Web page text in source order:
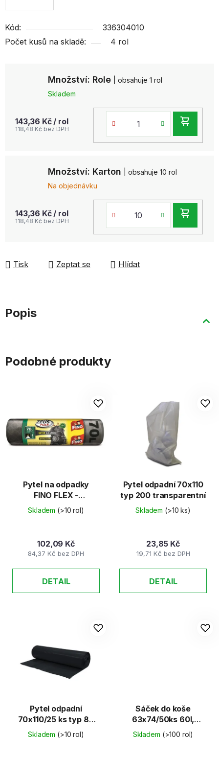
Množství: Role
| obsahuje 1 rol
Skladem
143,36 Kč / rol
118,48 Kč bez DPH
Množství: Karton
| obsahuje 10 rol
Na objednávku
143,36 Kč / rol
118,48 Kč bez DPH
Kód:
336304010
Počet kusů na skladě:
4 rol
Tisk Zeptat se Hlídat
Popis
Podobné produkty
Pytel na odpadky
FINO FLEX -
zatahovací, 70 l, 35
mic, /8ks/
Skladem (>10 rol)
84,37 Kč bez DPH
102,09 Kč
DETAIL
Pytel odpadní 70x110
typ 200 transparentní
Skladem (>10 ks)
19,71 Kč bez DPH
23,85 Kč
DETAIL
Pytel odpadní
70x110/25 ks typ 80
černý
Skladem (>10 rol)
Sáček do koše
63x74/50ks 60l,
ČERNÉ (HDPE)
Skladem (>100 rol)